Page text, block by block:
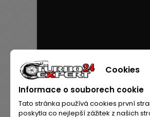
Cookies
Informace o souborech cookie
Tato stránka používá cookies první
poskytla co nejlepší zážitek z našich